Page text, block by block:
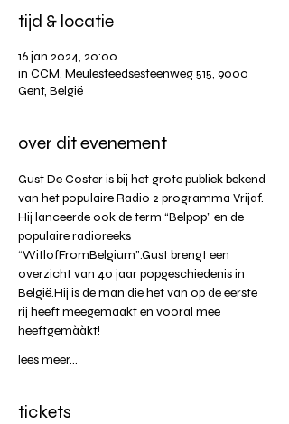
tijd & locatie
16 jan 2024, 20:00
in CCM, Meulesteedsesteenweg 515, 9000
Gent, België
over dit evenement
Gust De Coster is bij het grote publiek bekend
van het populaire Radio 2 programma Vrijaf.
Hij lanceerde ook de term “Belpop” en de
populaire radioreeks
“WitlofFromBelgium”.Gust brengt een
overzicht van 40 jaar popgeschiedenis in
België.Hij is de man die het van op de eerste
rij heeft meegemaakt en vooral mee
heeftgemààkt!
lees meer...
tickets